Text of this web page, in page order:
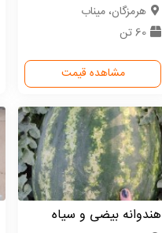
هرمزگان، میناب
60 تن
مشاهده قیمت
هندوانه بیضی و سیاه